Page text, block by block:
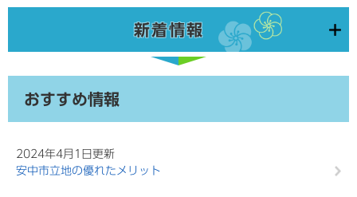
へ
新着情報
おすすめ情報
2024年4月1日更新
安中市立地の優れたメリット